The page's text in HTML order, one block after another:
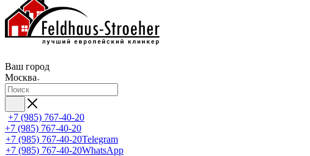
Ваш город
Москва
+7 (985) 767-40-20
+7 (985) 767-40-20
+7 (985) 767-40-20Telegram
+7 (985) 767-40-20WhatsApp